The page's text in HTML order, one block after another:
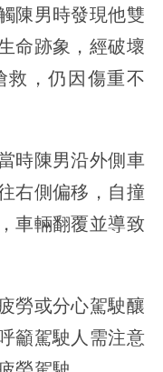
陳男時發現他雙
命跡象，經破壞
救，仍因傷重不
時陳男沿外側車
右側偏移，自撞
車輛翻覆並導致
勞或分心駕駛釀
籲駕駛人需注意